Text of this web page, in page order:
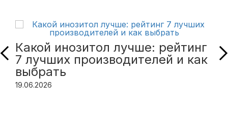
Какой инозитол лучше: рейтинг
7 лучших производителей и как
выбрать
19.06.2026